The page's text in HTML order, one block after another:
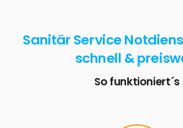
Sanitär Service
schnell &
So funktioniert´s